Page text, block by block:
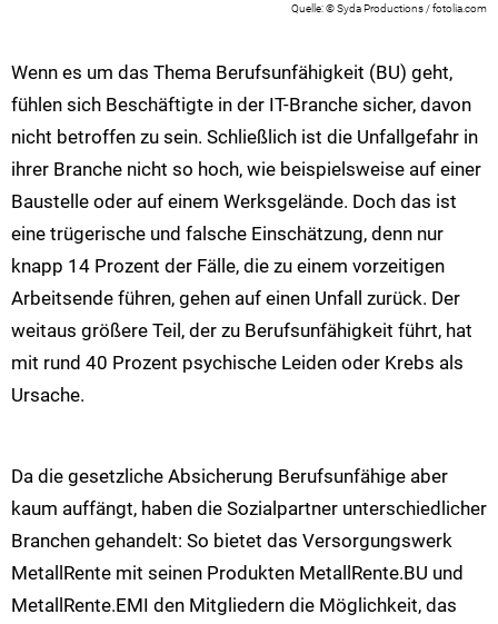
© Syda Productions / fotolia.com
Wenn es um das Thema Berufsunfähigkeit (BU) geht,
fühlen sich Beschäftigte in der IT-Branche sicher, davon
nicht betroffen zu sein. Schließlich ist die Unfallgefahr in
ihrer Branche nicht so hoch, wie beispielsweise auf einer
Baustelle oder auf einem Werksgelände. Doch das ist
eine trügerische und falsche Einschätzung, denn nur
knapp 14 Prozent der Fälle, die zu einem vorzeitigen
Arbeitsende führen, gehen auf einen Unfall zurück. Der
weitaus größere Teil, der zu Berufsunfähigkeit führt, hat
mit rund 40 Prozent psychische Leiden oder Krebs als
Ursache.
Da die gesetzliche Absicherung Berufsunfähige aber
kaum auffängt, haben die Sozialpartner unterschiedlicher
Branchen gehandelt: So bietet das Versorgungswerk
MetallRente mit seinen Produkten MetallRente.BU und
MetallRente.EMI den Mitgliedern die Möglichkeit, das